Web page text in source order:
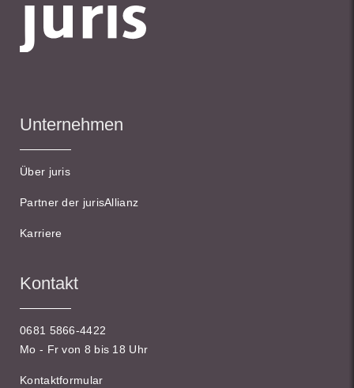
Unternehmen
Über juris
Partner der jurisAllianz
Karriere
Kontakt
0681 5866-4422
Mo - Fr von 8 bis 18 Uhr
Kontaktformular